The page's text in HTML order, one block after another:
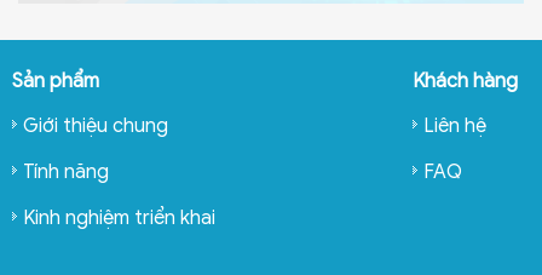
Sản phẩm
Giới thiệu chung
Tính năng
Kinh nghiệm triển khai
Khách hàng
Liên hệ
FAQ